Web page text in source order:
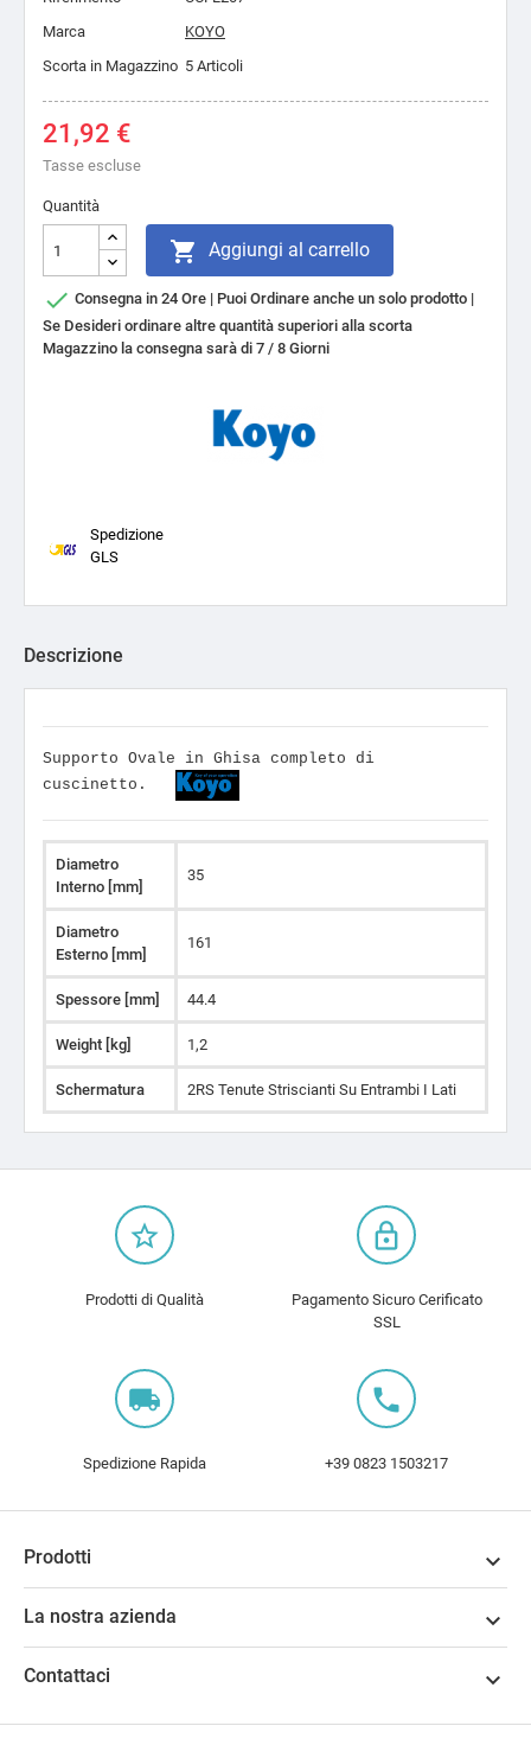
Marca
KOYO
Scorta in Magazzino 5 Articoli
21,92 €
Tasse escluse
Quantità
 Aggiungi al carrello
 Consegna in 24 Ore | Puoi Ordinare anche un solo prodotto |
Se Desideri ordinare altre quantità superiori alla scorta
Magazzino la consegna sarà di 7 / 8 Giorni
Spedizione
GLS
Descrizione
Supporto Ovale in Ghisa completo di
cuscinetto.
Diametro
Interno [mm]
35
Diametro
Esterno [mm]
161
Spessore [mm] 44.4
Weight [kg] 1,2
Schermatura 2RS Tenute Striscianti Su Entrambi I Lati
star_border
Prodotti di Qualità
lock_outline
Pagamento Sicuro Cerificato
SSL
local_shipping
Spedizione Rapida
local_phone
+39 0823 1503217
Prodotti 
La nostra azienda 
Contattaci 